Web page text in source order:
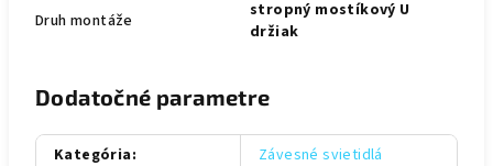
Druh montáže
stropný mostíkový U
držiak
Dodatočné parametre
Kategória: Závesné svietidlá